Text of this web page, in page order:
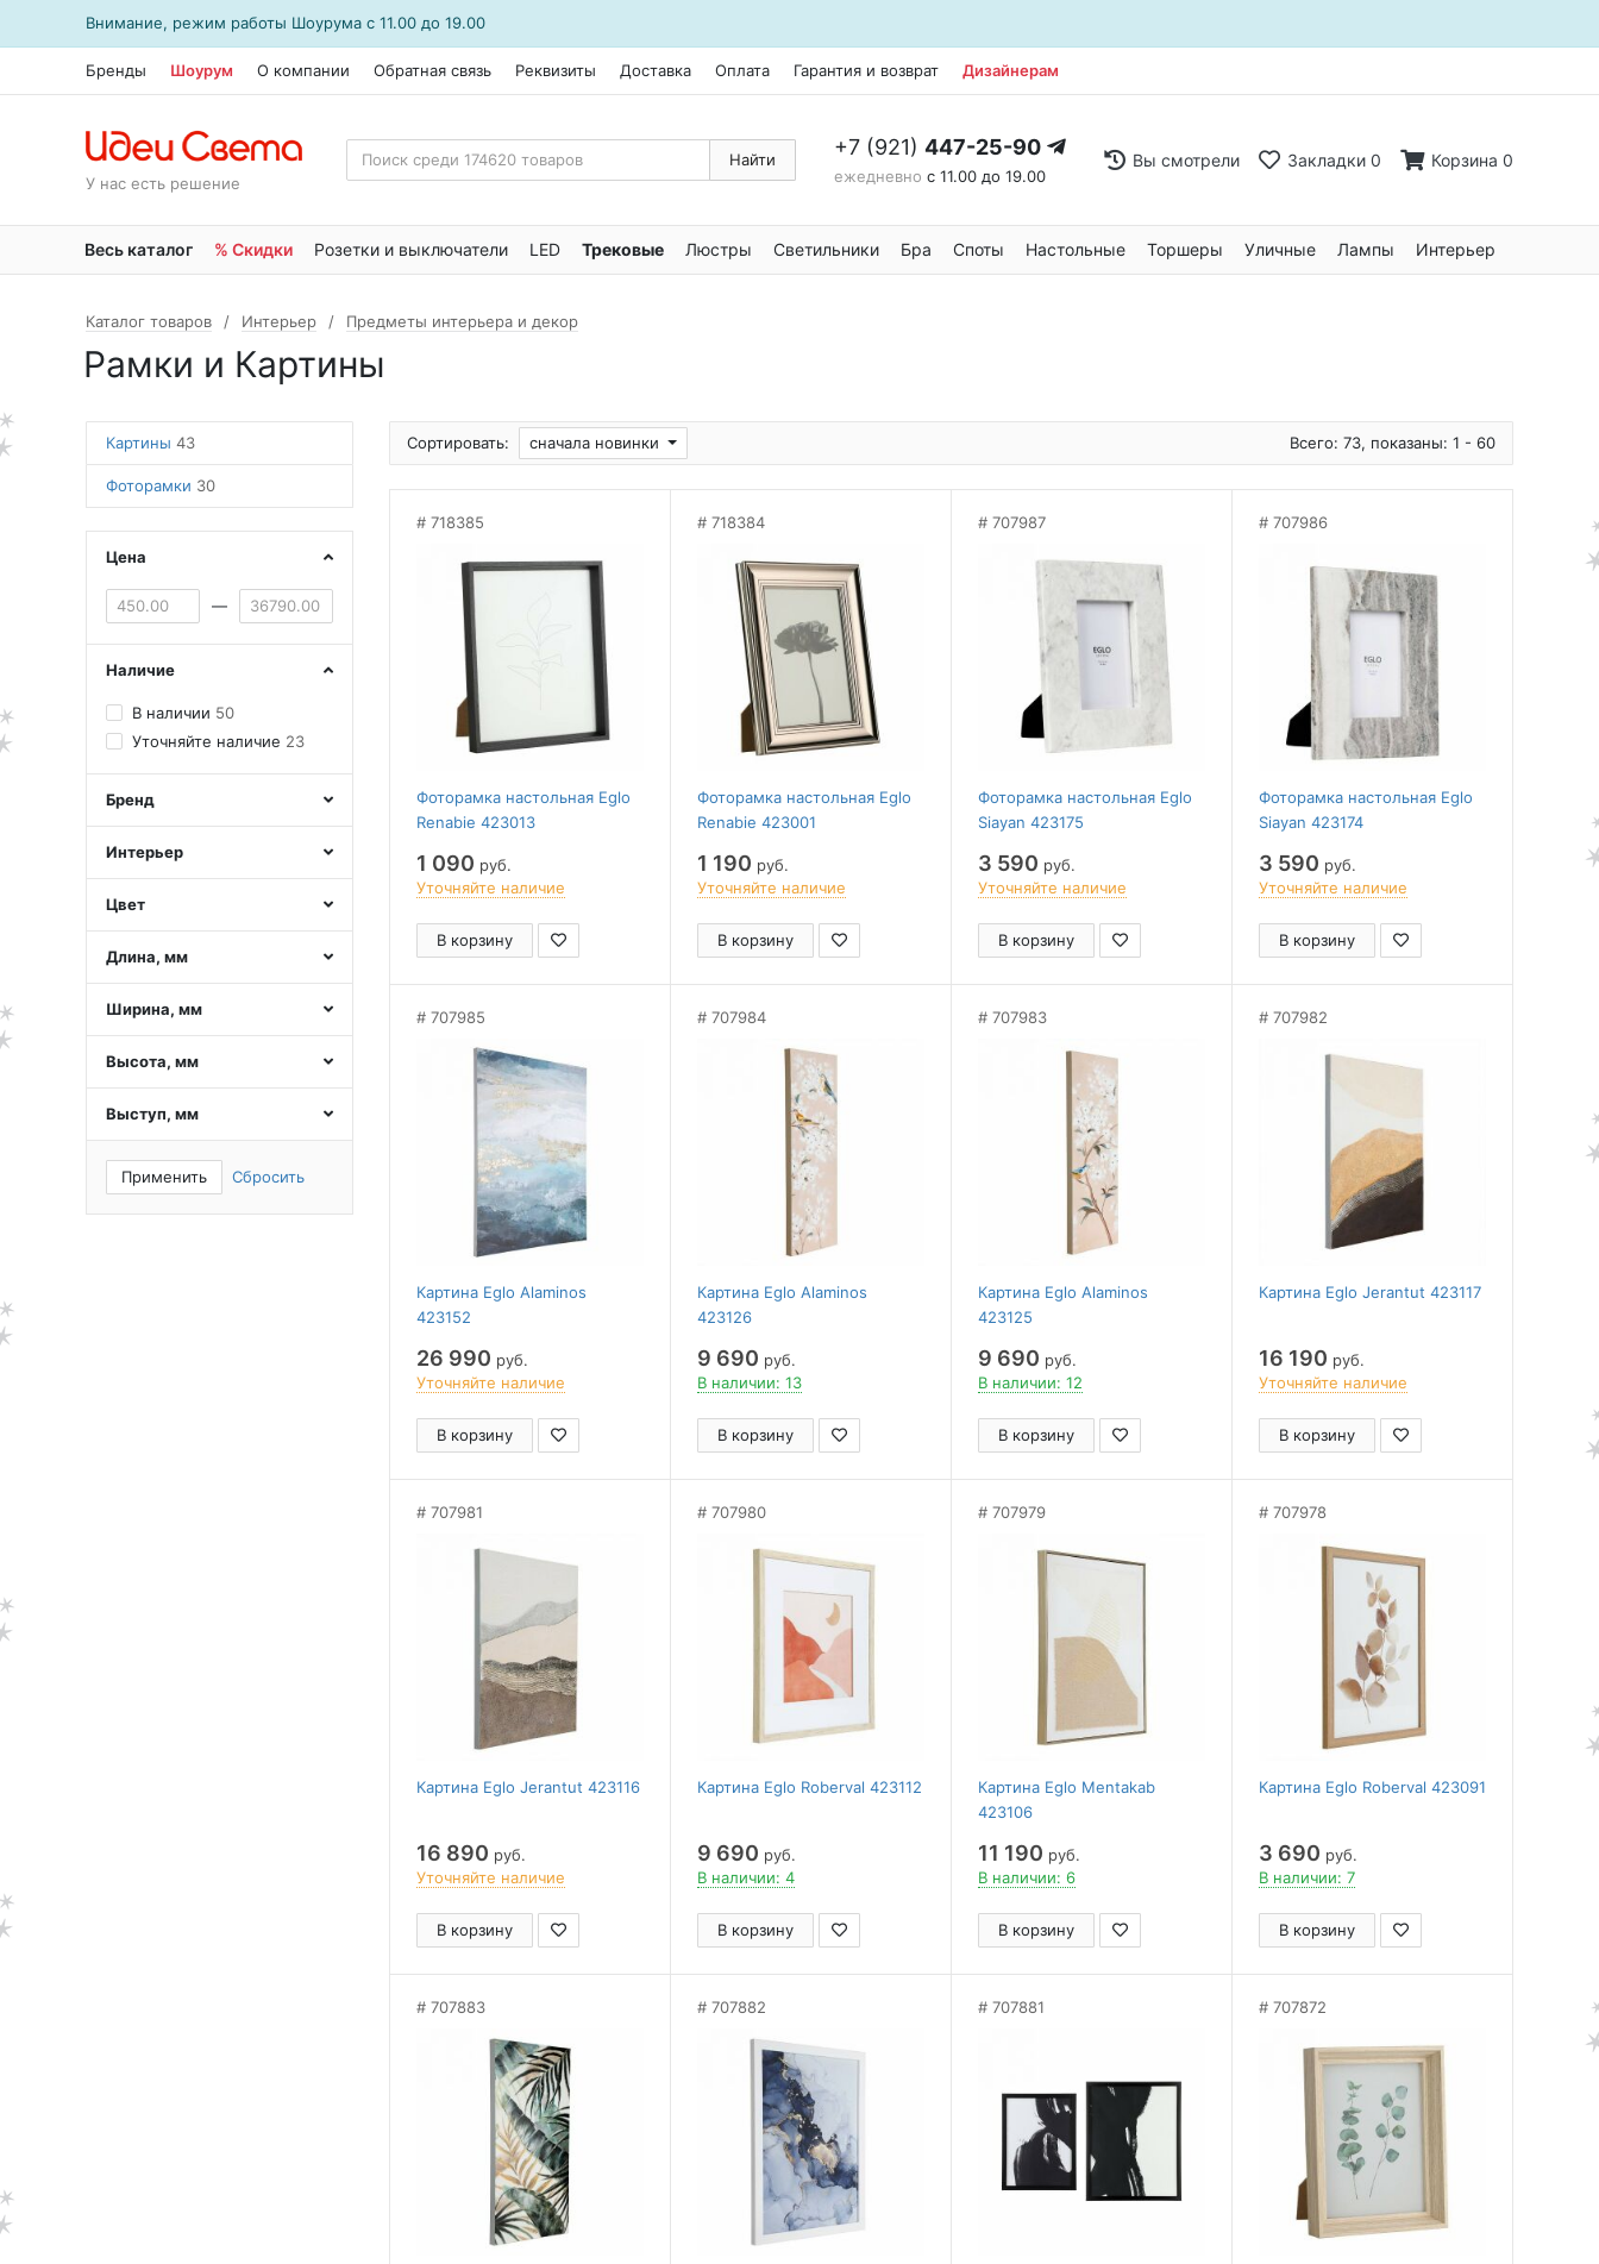
Внимание, режим работы Шоурума с 11.00 до 19.00
Бренды Шоурум О компании Обратная связь Реквизиты Доставка Оплата Гарантия и возврат Дизайнерам
У нас есть решение
Найти +7 (921) 447-25-90
ежедневно с 11.00 до 19.00
Вы смотрели Закладки 0 Корзина 0
Весь каталог % Скидки Розетки и выключатели LED Трековые Люстры Светильники Бра Споты Настольные Торшеры Уличные Лампы Интерьер
Каталог товаров Интерьер Предметы интерьера и декор
Рамки и Картины
Картины 43
Фоторамки 30
Цена
—
Наличие
В наличии 50
Уточняйте наличие 23
Бренд
Интерьер
Цвет
Длина, мм
Ширина, мм
Высота, мм
Выступ, мм
Применить Сбросить
Сортировать: сначала новинки Всего: 73, показаны: 1 - 60
718385
Фоторамка настольная Eglo
Renabie 423013
1 090 руб.
Уточняйте наличие
В корзину
718384
Фоторамка настольная Eglo
Renabie 423001
1 190 руб.
Уточняйте наличие
В корзину
707987
Фоторамка настольная Eglo
Siayan 423175
3 590 руб.
Уточняйте наличие
В корзину
707986
Фоторамка настольная Eglo
Siayan 423174
3 590 руб.
Уточняйте наличие
В корзину
707985
Картина Eglo Alaminos
423152
26 990 руб.
Уточняйте наличие
В корзину
707984
Картина Eglo Alaminos
423126
9 690 руб.
В наличии: 13
В корзину
707983
Картина Eglo Alaminos
423125
9 690 руб.
В наличии: 12
В корзину
707982
Картина Eglo Jerantut 423117
16 190 руб.
Уточняйте наличие
В корзину
707981
Картина Eglo Jerantut 423116
16 890 руб.
Уточняйте наличие
В корзину
707980
Картина Eglo Roberval 423112
9 690 руб.
В наличии: 4
В корзину
707979
Картина Eglo Mentakab
423106
11 190 руб.
В наличии: 6
В корзину
707978
Картина Eglo Roberval 423091
3 690 руб.
В наличии: 7
В корзину
707883 707882 707881 707872